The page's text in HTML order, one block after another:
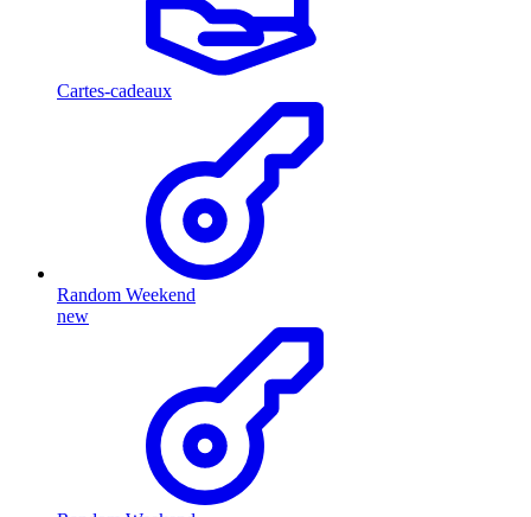
Cartes-cadeaux
Random Weekend
new